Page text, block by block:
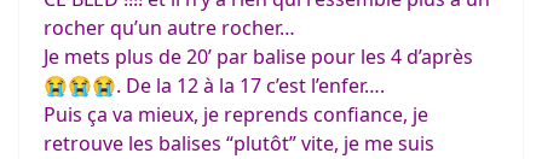
rocher qu’un autre rocher…
Je mets plus de 20’ par balise pour les 4 d’après
😭😭😭. De la 12 à la 17 c’est l’enfer….
Puis ça va mieux, je reprends confiance, je
retrouve les balises “plutôt” vite, je me suis